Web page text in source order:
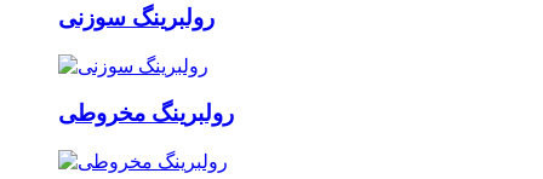
رولبرینگ سوزنی
رولبرینگ مخروطی